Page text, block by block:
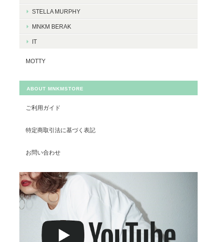
STELLA MURPHY
MNKM BERAK
IT
MOTTY
ABOUT MNKMSTORE
ご利用ガイド
特定商取引法に基づく表記
お問い合わせ